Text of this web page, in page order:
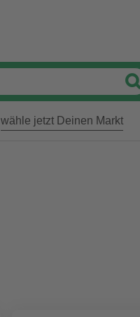
wähle jetzt Deinen Markt